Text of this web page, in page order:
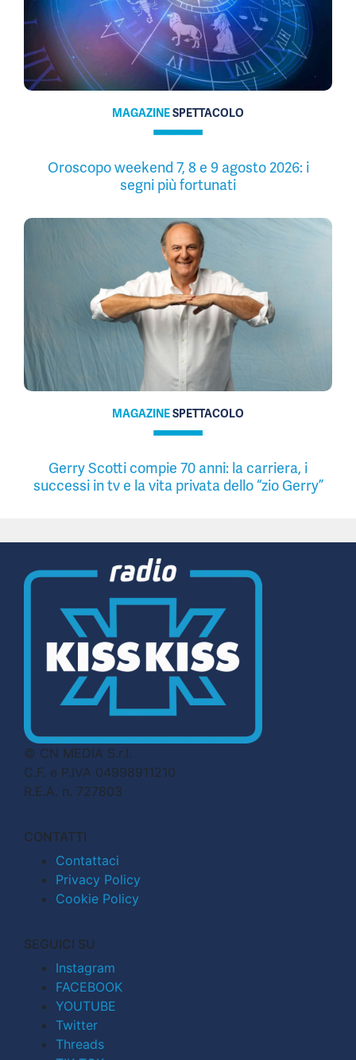
MAGAZINESPETTACOLO
Oroscopo weekend 7, 8 e 9 agosto 2026: i
segni più fortunati
MAGAZINESPETTACOLO
Gerry Scotti compie 70 anni: la carriera, i
successi in tv e la vita privata dello “zio Gerry”
© CN MEDIA S.r.l.
C.F. e P.IVA 04998911210
R.E.A. n. 727803
CONTATTI
Contattaci
Privacy Policy
Cookie Policy
SEGUICI SU
Instagram
FACEBOOK
YOUTUBE
Twitter
Threads